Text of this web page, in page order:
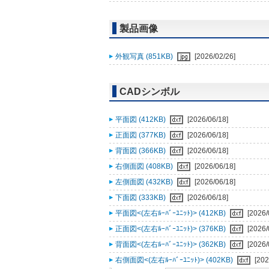
製品画像
外観写真 (851KB) [2026/02/26]
CADシンボル
平面図 (412KB)
[2026/06/18]
正面図 (377KB)
[2026/06/18]
背面図 (366KB)
[2026/06/18]
右側面図 (408KB)
[2026/06/18]
左側面図 (432KB)
[2026/06/18]
下面図 (333KB)
[2026/06/18]
平面図<(左右ﾙｰﾊﾞｰﾕﾆｯﾄ)> (412KB)
正面図<(左右ﾙｰﾊﾞｰﾕﾆｯﾄ)> (376KB)
背面図<(左右ﾙｰﾊﾞｰﾕﾆｯﾄ)> (362KB)
右側面図<(左右ﾙｰﾊﾞｰﾕﾆｯﾄ)> (402KB)